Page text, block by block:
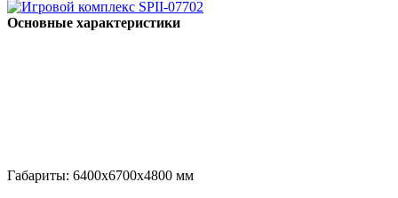
Основные характеристики
Габариты: 6400x6700x4800 мм